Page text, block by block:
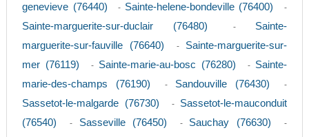
genevieve (76440)
- Sainte-helene-bondeville (76400) -
Sainte-marguerite-sur-duclair (76480) - Sainte-
marguerite-sur-fauville (76640)
- Sainte-marguerite-sur-
mer (76119)
- Sainte-marie-au-bosc (76280) - Sainte-
marie-des-champs (76190)
- Sandouville (76430) -
Sassetot-le-malgarde (76730) - Sassetot-le-mauconduit
(76540)
- Sasseville (76450) - Sauchay (76630) -